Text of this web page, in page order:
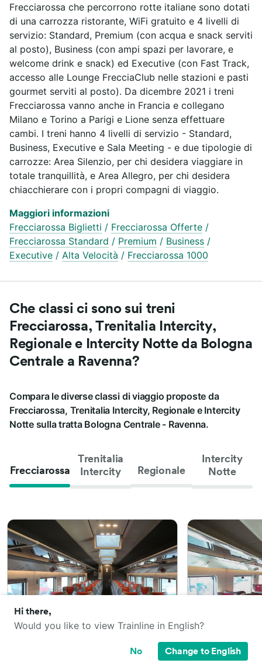
Frecciarossa che percorrono rotte italiane sono dotati
di una carrozza ristorante, WiFi gratuito e 4 livelli di
servizio: Standard, Premium (con acqua e snack serviti
al posto), Business (con ampi spazi per lavorare, e
welcome drink e snack) ed Executive (con Fast Track,
accesso alle Lounge FrecciaClub nelle stazioni e pasti
gourmet serviti al posto). Da dicembre 2021 i treni
Frecciarossa vanno anche in Francia e collegano
Milano e Torino a Parigi e Lione senza effettuare
cambi. I treni hanno 4 livelli di servizio - Standard,
Business, Executive e Sala Meeting - e due tipologie di
carrozze: Area Silenzio, per chi desidera viaggiare in
totale tranquillità, e Area Allegro, per chi desidera
chiacchierare con i propri compagni di viaggio.
Maggiori informazioni
Frecciarossa Biglietti / Frecciarossa Offerte /
Frecciarossa Standard / Premium / Business /
Executive / Alta Velocità / Frecciarossa 1000
Che classi ci sono sui treni
Frecciarossa, Trenitalia Intercity,
Regionale e Intercity Notte da Bologna
Centrale a Ravenna?
Compara le diverse classi di viaggio proposte da
Frecciarossa, Trenitalia Intercity, Regionale e Intercity
Notte sulla tratta Bologna Centrale - Ravenna.
Frecciarossa
Trenitalia
Intercity
Regionale
Intercity
Notte
Hi there,
Would you like to view Trainline in English?
No Change to English